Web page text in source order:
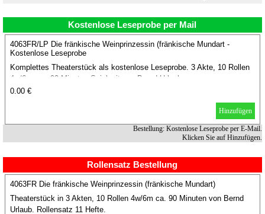
Kostenlose Leseprobe per Mail
4063FR/LP Die fränkische Weinprinzessin (fränkische Mundart -
Kostenlose Leseprobe
Komplettes Theaterstück als kostenlose Leseprobe. 3 Akte, 10 Rollen
4w/6m, ca. 90 Minuten Spielzeit von Bernd Urlaub.
0.00 €
Hinzufügen
Bestellung: Kostenlose Leseprobe per E-Mail.
Klicken Sie auf Hinzufügen.
Rollensatz Bestellung
4063FR Die fränkische Weinprinzessin (fränkische Mundart)
Theaterstück in 3 Akten, 10 Rollen 4w/6m ca. 90 Minuten von Bernd
Urlaub. Rollensatz 11 Hefte.